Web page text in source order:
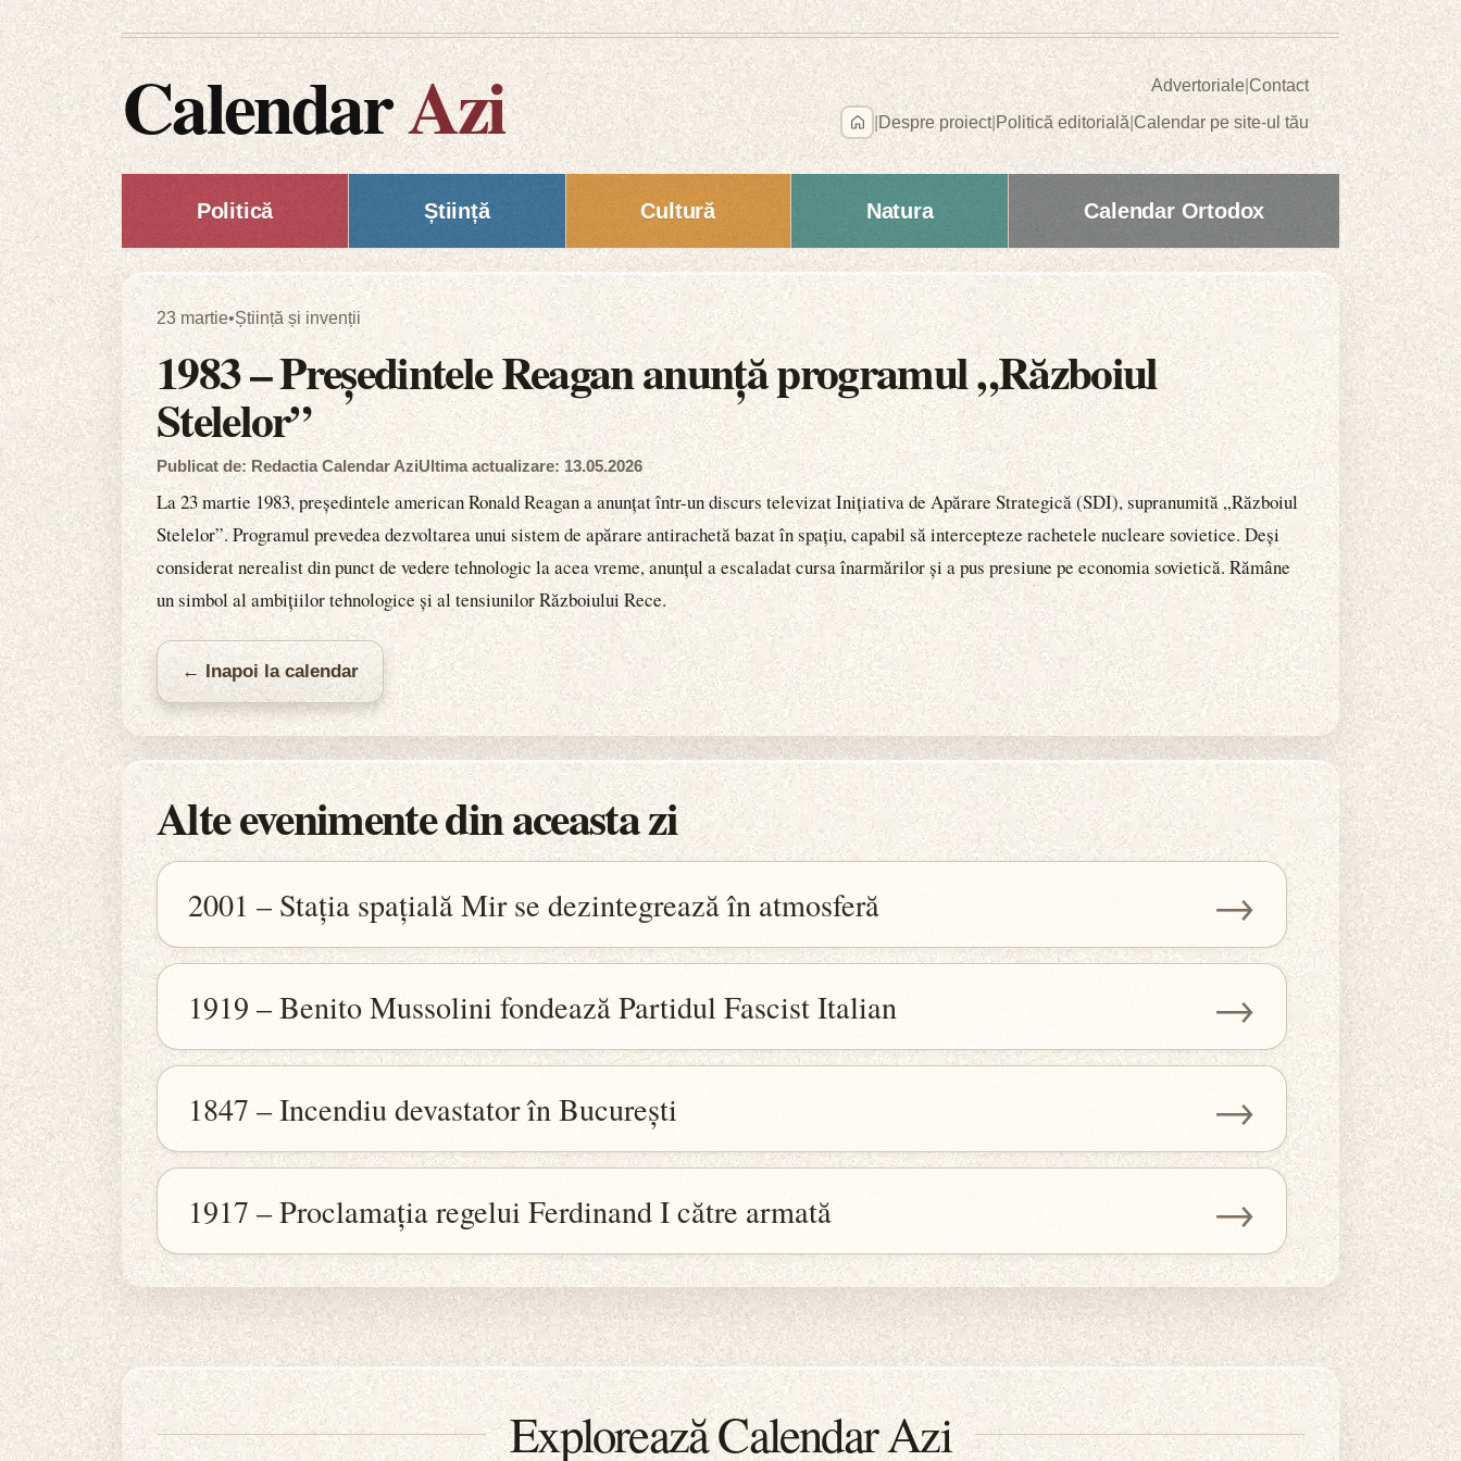
CalendarAzi Advertoriale|Contact
Despre proiect| Politică editorială|Calendar pe site-ul tău
Politică Știință Cultură Natura Calendar Ortodox
23 martie•Știință și invenții
1983 – Președintele Reagan anunță programul „Războiul
Stelelor”
Publicat de: Redactia Calendar AziUltima actualizare: 13.05.2026
La 23 martie 1983, președintele american Ronald Reagan a anunțat într-un discurs televizat Inițiativa de Apărare Strategică (SDI), supranumită „Războiul
Stelelor”. Programul prevedea dezvoltarea unui sistem de apărare antirachetă bazat în spațiu, capabil să intercepteze rachetele nucleare sovietice. Deși
considerat nerealist din punct de vedere tehnologic la acea vreme, anunțul a escaladat cursa înarmărilor și a pus presiune pe economia sovietică. Rămâne
un simbol al ambițiilor tehnologice și al tensiunilor Războiului Rece.
← Inapoi la calendar
Alte evenimente din aceasta zi
2001 – Stația spațială Mir se dezintegrează în atmosferă →
1919 – Benito Mussolini fondează Partidul Fascist Italian →
1847 – Incendiu devastator în București →
1917 – Proclamația regelui Ferdinand I către armată →
Explorează Calendar Azi